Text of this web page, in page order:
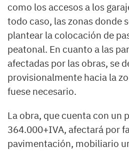
como los accesos a los
todo caso, las zonas donde
plantear la colocación de
peatonal. En cuanto a las
afectadas por las obras, se
provisionalmente hacia la
fuese necesario.
La obra, que cuenta con un
364.000+IVA, afectará por
pavimentación, mobiliario